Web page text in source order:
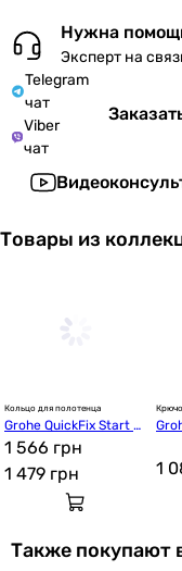
Нужна
Эксперт на
Telegram
чат
Viber
чат
Товары из
Кольцо для полотенца
Grohe QuickFix Start C
osmopolitan (4116700
0)
1 566 грн
1 479 грн
0)
1
Также покупают